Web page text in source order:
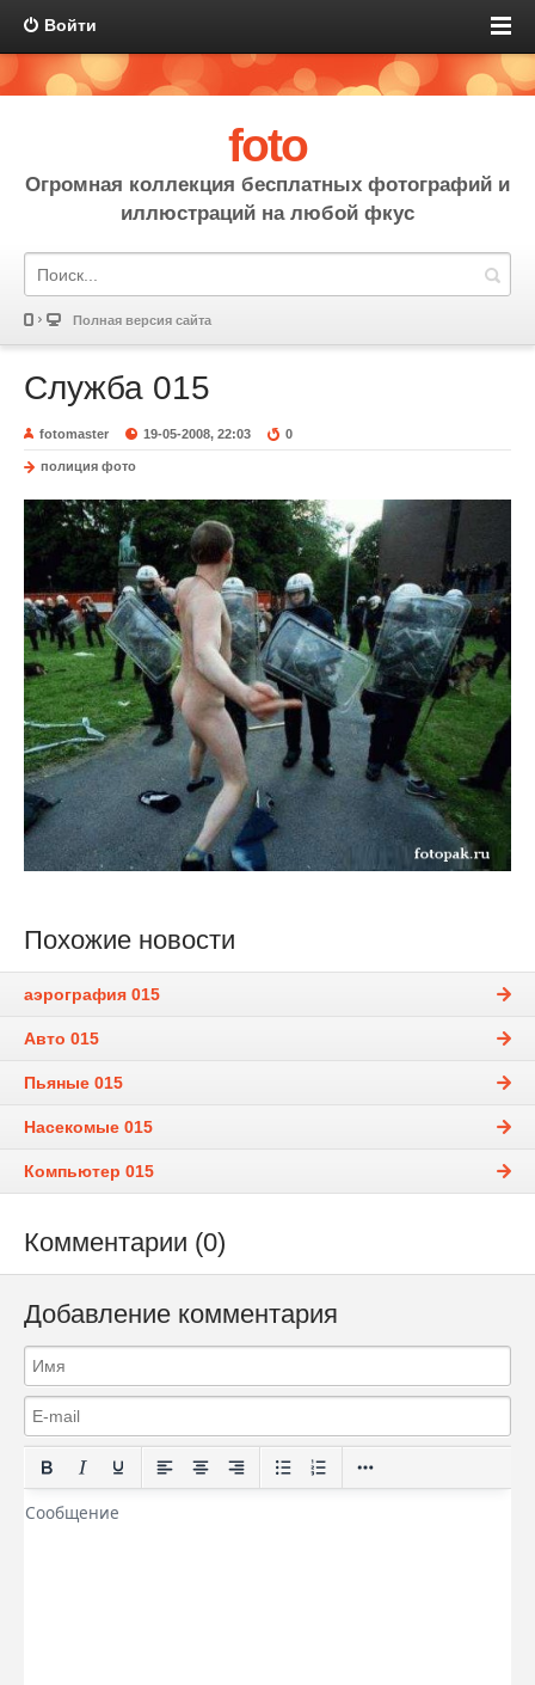
Войти
foto
Огромная коллекция бесплатных фотографий и
иллюстраций на любой фкус
Полная версия сайта
Служба 015
fotomaster 19-05-2008, 22:03 0
полиция фото
Похожие новости
аэрография 015
Авто 015
Пьяные 015
Насекомые 015
Компьютер 015
Комментарии (0)
Добавление комментария